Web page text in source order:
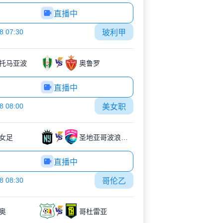
直播中
07:30 玻利甲
马亚波 奥鲁罗
直播中
08:00 美女职
足
直播中
08:30 哥伦乙
哥杜雷亚